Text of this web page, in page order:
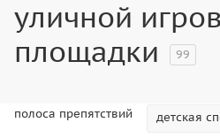
уличной
площадки
99
полоса препятствий детская